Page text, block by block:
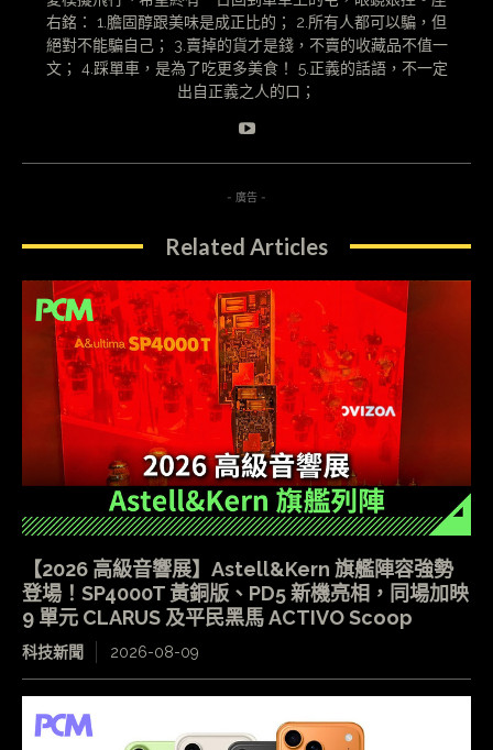
右銘： 1.膽固醇跟美味是成正比的； 2.所有人都可以騙，但
絕對不能騙自己； 3.賣掉的貨才是錢，不賣的收藏品不值一
文； 4.踩單車，是為了吃更多美食！ 5.正義的話語，不一定
出自正義之人的口；
- 廣告 -
Related Articles
【2026 高級音響展】Astell&Kern 旗艦陣容強勢
登場！SP4000T 黃銅版、PD5 新機亮相，同場加映
9 單元 CLARUS 及平民黑馬 ACTIVO Scoop
科技新聞 2026-08-09